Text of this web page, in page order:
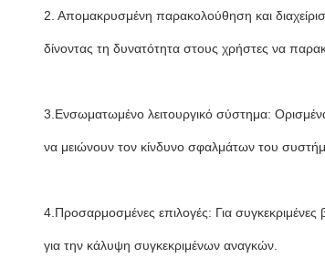
2. Απομακρυσμένη παρακολούθηση και
δίνοντας τη δυνατότητα στους χρήστες να
3.Ενσωματωμένο λειτουργικό σύστημα:
να μειώνουν τον κίνδυνο σφαλμάτων του
4.Προσαρμοσμένες επιλογές: Για
για την κάλυψη συγκεκριμένων αναγκών.